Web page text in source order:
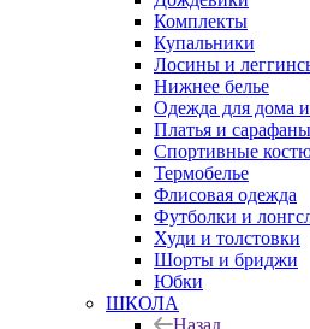
Комплекты
Купальники
Лосины и
Нижнее белье
Одежда для дома
Платья и сарафаны
Спортивные
Термобелье
Флисовая одежда
Футболки и
Худи и толстовки
Шорты и бриджи
Юбки
ШКОЛА
Назад